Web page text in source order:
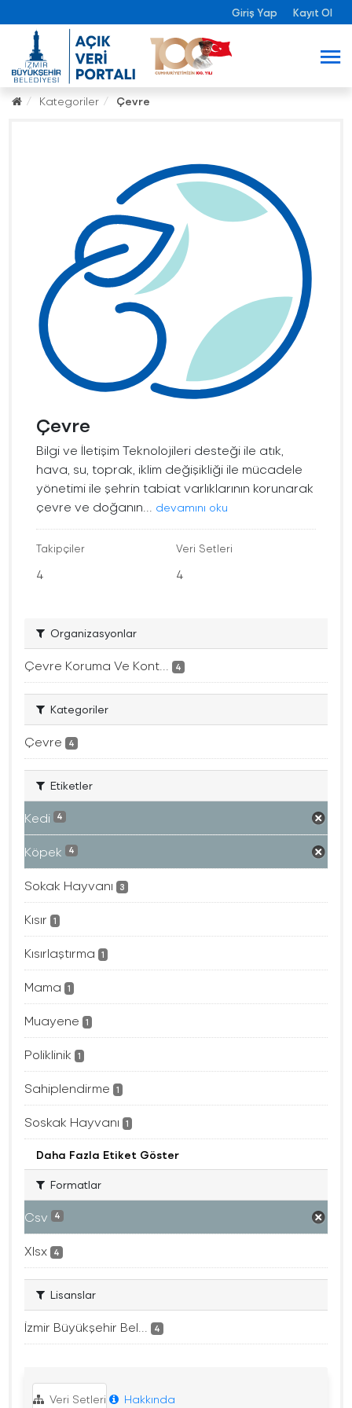
Giriş Yap Kayıt Ol
Kategoriler Çevre
Çevre
Bilgi ve İletişim Teknolojileri desteği ile atık,
hava, su, toprak, iklim değişikliği ile mücadele
yönetimi ile şehrin tabiat varlıklarının korunarak
çevre ve doğanın...
devamını oku
Takipçiler
4
Veri Setleri
4
Organizasyonlar
Çevre Koruma Ve Kont... 4
Kategoriler
Çevre 4
Etiketler
Kedi 4
Köpek 4
Sokak Hayvanı 3
Kısır 1
Kısırlaştırma 1
Mama 1
Muayene 1
Poliklinik 1
Sahiplendirme 1
Soskak Hayvanı 1
Daha Fazla Etiket Göster
Formatlar
Csv 4
Xlsx 4
Lisanslar
İzmir Büyükşehir Bel... 4
Veri Setleri Hakkında